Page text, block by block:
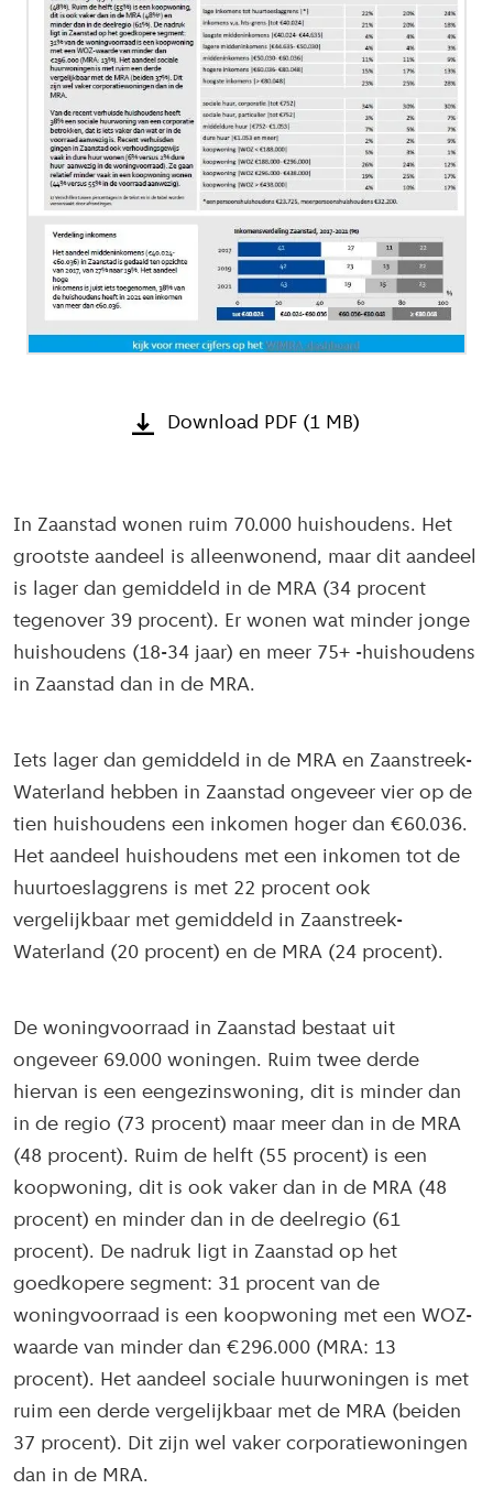
Download PDF (1 MB)
In Zaanstad wonen ruim 70.000 huishoudens. Het
grootste aandeel is alleenwonend, maar dit aandeel
is lager dan gemiddeld in de MRA (34 procent
tegenover 39 procent). Er wonen wat minder jonge
huishoudens (18-34 jaar) en meer 75+ -huishoudens
in Zaanstad dan in de MRA.
Iets lager dan gemiddeld in de MRA en Zaanstreek-
Waterland hebben in Zaanstad ongeveer vier op de
tien huishoudens een inkomen hoger dan €60.036.
Het aandeel huishoudens met een inkomen tot de
huurtoeslaggrens is met 22 procent ook
vergelijkbaar met gemiddeld in Zaanstreek-
Waterland (20 procent) en de MRA (24 procent).
De woningvoorraad in Zaanstad bestaat uit
ongeveer 69.000 woningen. Ruim twee derde
hiervan is een eengezinswoning, dit is minder dan
in de regio (73 procent) maar meer dan in de MRA
(48 procent). Ruim de helft (55 procent) is een
koopwoning, dit is ook vaker dan in de MRA (48
procent) en minder dan in de deelregio (61
procent). De nadruk ligt in Zaanstad op het
goedkopere segment: 31 procent van de
woningvoorraad is een koopwoning met een WOZ-
waarde van minder dan €296.000 (MRA: 13
procent). Het aandeel sociale huurwoningen is met
ruim een derde vergelijkbaar met de MRA (beiden
37 procent). Dit zijn wel vaker corporatiewoningen
dan in de MRA.